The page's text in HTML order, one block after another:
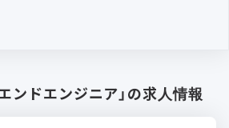
ンドエンジニア」の求人情報